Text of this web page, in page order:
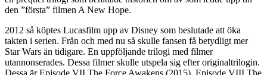
den ”första” filmen A New Hope.
2012 så köptes Lucasfilm upp av Disney som beslutade att öka
takten i serien. Från och med nu så skulle fansen få betydligt mer
Star Wars än tidigare. En uppföljande trilogi med filmer
utannonserades. Dessa filmer skulle utspela sig efter originaltrilogin.
Dessa är Episode VII The Force Awakens (2015), Episode VIII The